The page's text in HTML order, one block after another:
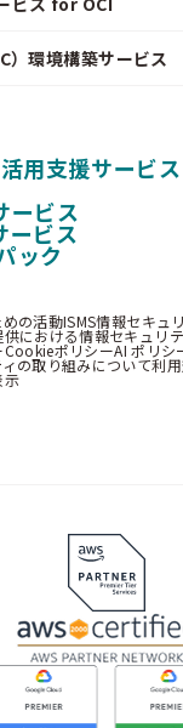
）環境構築サービス
用支援サービス
ービス
ービス
ック
の活動ISMS情報セキュ
における情報セキュリ
CookieポリシーAI ポリシ
の取り組みについて利
示